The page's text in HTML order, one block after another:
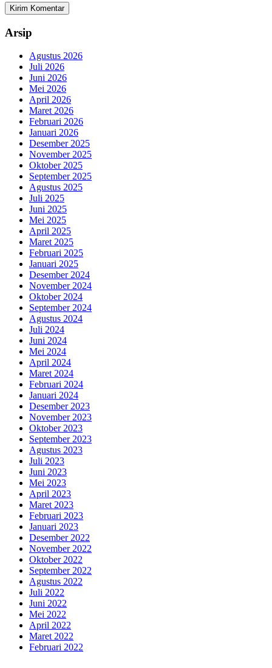
Arsip
Agustus 2026
Juli 2026
Juni 2026
Mei 2026
April 2026
Maret 2026
Februari 2026
Januari 2026
Desember 2025
November 2025
Oktober 2025
September 2025
Agustus 2025
Juli 2025
Juni 2025
Mei 2025
April 2025
Maret 2025
Februari 2025
Januari 2025
Desember 2024
November 2024
Oktober 2024
September 2024
Agustus 2024
Juli 2024
Juni 2024
Mei 2024
April 2024
Maret 2024
Februari 2024
Januari 2024
Desember 2023
November 2023
Oktober 2023
September 2023
Agustus 2023
Juli 2023
Juni 2023
Mei 2023
April 2023
Maret 2023
Februari 2023
Januari 2023
Desember 2022
November 2022
Oktober 2022
September 2022
Agustus 2022
Juli 2022
Juni 2022
Mei 2022
April 2022
Maret 2022
Februari 2022